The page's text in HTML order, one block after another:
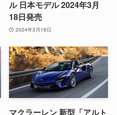
ル 日本モデル 2024年3月
18日発売
2024年3月18日
マクラーレン 新型「アルト